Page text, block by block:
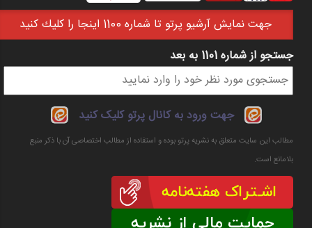
جهت نمايش آرشيو پرتو تا شماره 1100 اينجا را كليك كنيد
فرم جستجو
جستجو از شماره 1101 به بعد
جهت ورود به کانال پرتو کلیک کنید
مطالب این سایت متعلق به نشریه پرتو بوده و استفاده از مطالب اختصاصی آن با ذکر منبع
بلامانع است.